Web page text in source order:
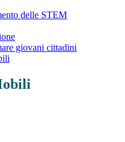
delle STEM
giovani cittadini